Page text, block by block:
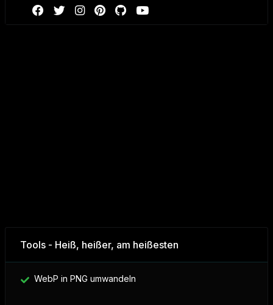
Tools - Heiß, heißer, am heißesten
WebP in PNG umwandeln